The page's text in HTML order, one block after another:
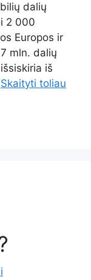
dalių
2 000
Europos ir
mln. dalių
iš
Skaityti toliau